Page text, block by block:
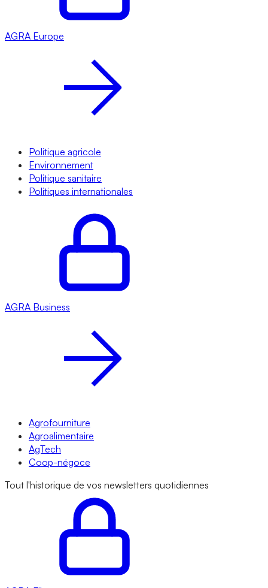
AGRA Europe
Politique agricole
Environnement
Politique sanitaire
Politiques internationales
AGRA Business
Agrofourniture
Agroalimentaire
AgTech
Coop-négoce
Tout l'historique de vos newsletters quotidiennes